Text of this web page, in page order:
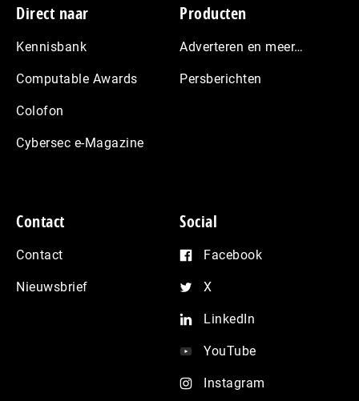
Footer
Direct naar
Kennisbank
Computable Awards
Colofon
Cybersec e-Magazine
Producten
Adverteren en meer…
Persberichten
Contact
Contact
Nieuwsbrief
Social
Facebook
X
LinkedIn
YouTube
Instagram